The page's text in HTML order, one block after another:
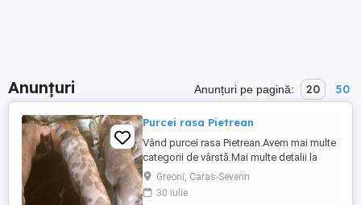
Anunțuri Anunțuri pe pagină: 20 50
Purcei rasa Pietrean
Vând purcei rasa Pietrean.Avem mai multe
categorii de vârstă.Mai multe detalii la
telefon.
Greoni, Caras-Severin
30 iulie